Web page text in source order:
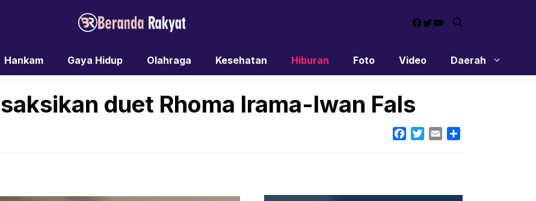
Facebook
Twitter
YouTube
Hankam Gaya Hidup Olahraga Kesehatan Hiburan Foto Video Daerah
duet Rhoma Irama-Iwan Fals
Facebook
TwitterEmail